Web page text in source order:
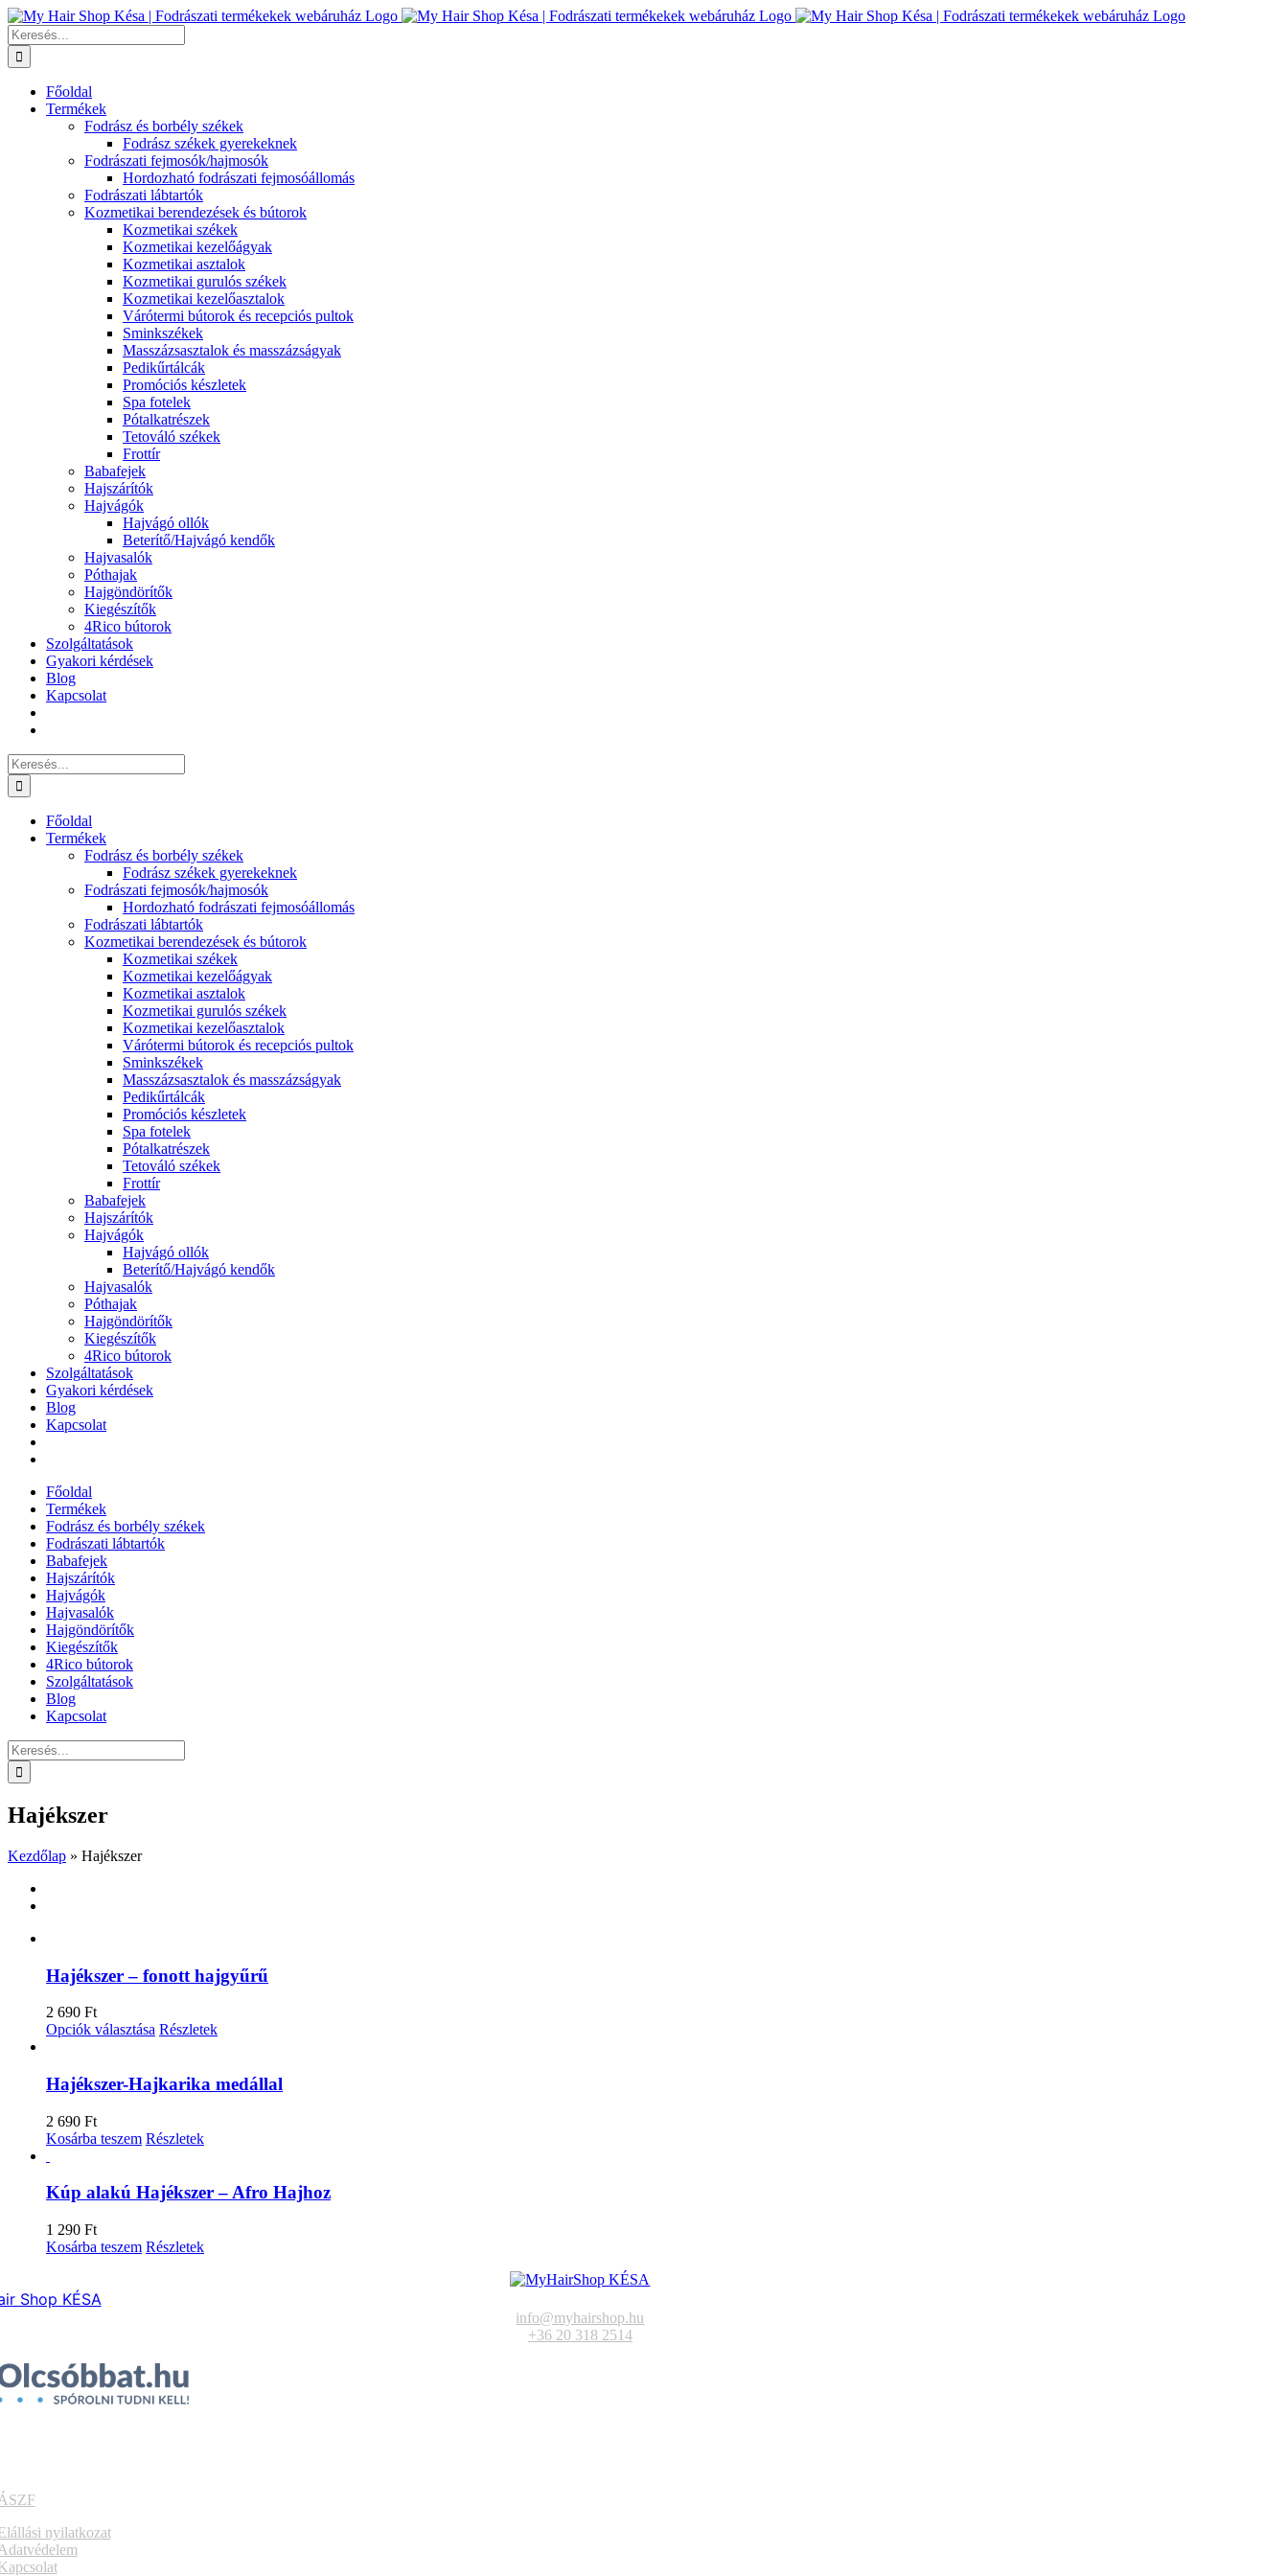
Kihagyás
Keresés...
Főoldal
Termékek
Fodrász és borbély székek
Fodrász székek gyerekeknek
Fodrászati fejmosók/hajmosók
Hordozható fodrászati fejmosóállomás
Fodrászati lábtartók
Kozmetikai berendezések és bútorok
Kozmetikai székek
Kozmetikai kezelőágyak
Kozmetikai asztalok
Kozmetikai gurulós székek
Kozmetikai kezelőasztalok
Várótermi bútorok és recepciós pultok
Sminkszékek
Masszázsasztalok és masszázságyak
Pedikűrtálcák
Promóciós készletek
Spa fotelek
Pótalkatrészek
Tetováló székek
Frottír
Babafejek
Hajszárítók
Hajvágók
Hajvágó ollók
Beterítő/Hajvágó kendők
Hajvasalók
Póthajak
Hajgöndörítők
Kiegészítők
4Rico bútorok
Szolgáltatások
Gyakori kérdések
Blog
Kapcsolat
Keresés...
Főoldal
Termékek
Fodrász és borbély székek
Fodrász székek gyerekeknek
Fodrászati fejmosók/hajmosók
Hordozható fodrászati fejmosóállomás
Fodrászati lábtartók
Kozmetikai berendezések és bútorok
Kozmetikai székek
Kozmetikai kezelőágyak
Kozmetikai asztalok
Kozmetikai gurulós székek
Kozmetikai kezelőasztalok
Várótermi bútorok és recepciós pultok
Sminkszékek
Masszázsasztalok és masszázságyak
Pedikűrtálcák
Promóciós készletek
Spa fotelek
Pótalkatrészek
Tetováló székek
Frottír
Babafejek
Hajszárítók
Hajvágók
Hajvágó ollók
Beterítő/Hajvágó kendők
Hajvasalók
Póthajak
Hajgöndörítők
Kiegészítők
4Rico bútorok
Szolgáltatások
Gyakori kérdések
Blog
Kapcsolat
Főoldal
Termékek
Fodrász és borbély székek
Fodrászati lábtartók
Babafejek
Hajszárítók
Hajvágók
Hajvasalók
Hajgöndörítők
Kiegészítők
4Rico bútorok
Szolgáltatások
Blog
Kapcsolat
Keresés...
Hajékszer
Kezdőlap » Hajékszer
Hajékszer – fonott hajgyűrű
2 690 Ft
Opciók választása Ennek
több
variációja
A
változatok
termékoldalon
választhatók
Részletek
Hajékszer-Hajkarika medállal
2 690 Ft
Kosárba teszem Részletek
Kúp alakú Hajékszer – Afro Hajhoz
1 290 Ft
Kosárba teszem Részletek
Shop KÉSA
info@myhairshop.hu
+36 20 318 2514
nyilatkozat